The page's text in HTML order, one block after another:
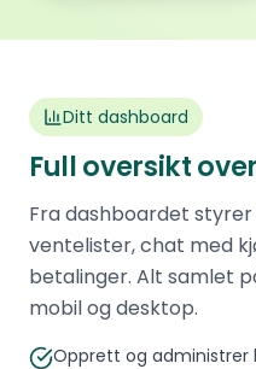
Ditt dashboard
Full oversikt
Fra dashboardet
ventelister, chat med
betalinger. Alt samlet
mobil og desktop.
Opprett og administrer